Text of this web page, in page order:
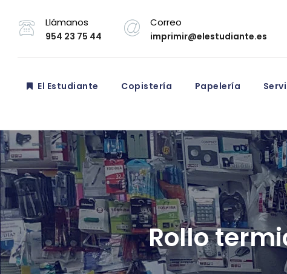
Llámanos
954 23 75 44
Correo
imprimir@elestudiante.es
El Estudiante Copistería Papelería
Rollo